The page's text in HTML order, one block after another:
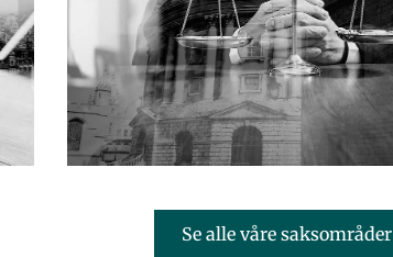
Se alle våre saksområder